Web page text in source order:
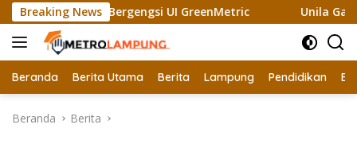
Langsung
ke
konten
Breaking News
Sertifikat Bergengsi UI GreenMetric Unila
Beranda Berita Utama Berita Lampung Pendidikan
Beranda Berita